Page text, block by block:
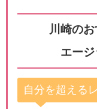
川崎の
エー
自分を超える